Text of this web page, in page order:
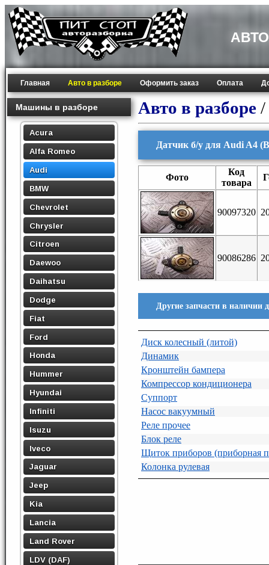
Главная Авто в разборе Оформить заказ Оплата
Машины в разборе
Acura
Alfa Romeo
Audi
BMW
Chevrolet
Chrysler
Citroen
Daewoo
Daihatsu
Dodge
Fiat
Ford
Honda
Hummer
Hyundai
Infiniti
Isuzu
Iveco
Jaguar
Jeep
Kia
Lancia
Land Rover
LDV (DAF)
Авто в разборе /
Датчик б/у для Audi A4
Фото
Код
товара
90097320
90086286
Другие запчасти в наличии
Диск колесный (литой)
Динамик
Кронштейн бампера
Компрессор кондиционера
Суппорт
Насос вакуумный
Реле прочее
Блок реле
Щиток приборов (приборная
Колонка рулевая